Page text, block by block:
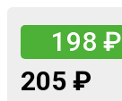
198 ₽
205 ₽